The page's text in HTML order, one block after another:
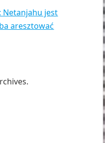
Netanjahu jest
aresztować